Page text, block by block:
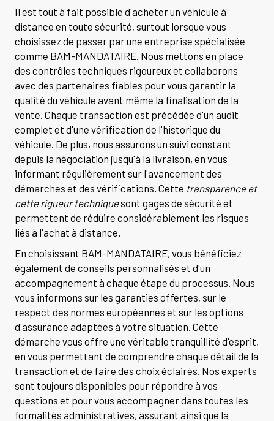
Il est tout à fait possible d'acheter un véhicule à
distance en toute sécurité, surtout lorsque vous
choisissez de passer par une entreprise spécialisée
comme BAM-MANDATAIRE. Nous mettons en place
des contrôles techniques rigoureux et collaborons
avec des partenaires fiables pour vous garantir la
qualité du véhicule avant même la finalisation de la
vente. Chaque transaction est précédée d'un audit
complet et d'une vérification de l'historique du
véhicule. De plus, nous assurons un suivi constant
depuis la négociation jusqu'à la livraison, en vous
informant régulièrement sur l'avancement des
démarches et des vérifications. Cette transparence et
cette rigueur techniquesont gages de sécurité et
permettent de réduire considérablement les risques
liés à l'achat à distance.
En choisissant BAM-MANDATAIRE, vous bénéficiez
également de conseils personnalisés et d'un
accompagnement à chaque étape du processus. Nous
vous informons sur les garanties offertes, sur le
respect des normes européennes et sur les options
d'assurance adaptées à votre situation. Cette
démarche vous offre une véritable tranquillité d'esprit,
en vous permettant de comprendre chaque détail de la
transaction et de faire des choix éclairés. Nos experts
sont toujours disponibles pour répondre à vos
questions et pour vous accompagner dans toutes les
formalités administratives, assurant ainsi que la